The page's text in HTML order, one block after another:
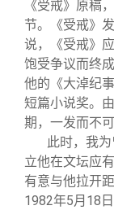
《受戒》原稿
节。《受戒》
说，《受戒》
饱受争议而终
他的《大淖纪
短篇小说奖。
期，一发而不可
此时，我
立他在文坛应
有意与他拉开
1982年5月18